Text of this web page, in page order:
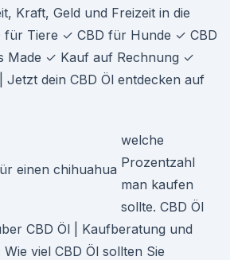
Kraft, Geld und Freizeit in die
für Tiere ✓ CBD für Hunde ✓ CBD
Made ✓ Kauf auf Rechnung ✓
Jetzt dein CBD Öl entdecken auf
welche
Prozentzahl
man kaufen
sollte. CBD Öl
CBD Öl | Kaufberatung und
viel CBD Öl sollten Sie